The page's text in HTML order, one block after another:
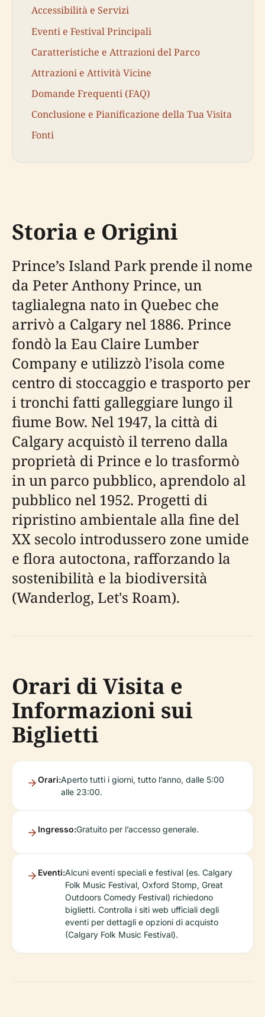
Accessibilità e Servizi
Eventi e Festival Principali
Caratteristiche e Attrazioni del Parco
Attrazioni e Attività Vicine
Domande Frequenti (FAQ)
Conclusione e Pianificazione della Tua Visita
Fonti
Storia e Origini
Prince’s Island Park prende il nome
da Peter Anthony Prince, un
taglialegna nato in Quebec che
arrivò a Calgary nel 1886. Prince
fondò la Eau Claire Lumber
Company e utilizzò l’isola come
centro di stoccaggio e trasporto per
i tronchi fatti galleggiare lungo il
fiume Bow. Nel 1947, la città di
Calgary acquistò il terreno dalla
proprietà di Prince e lo trasformò
in un parco pubblico, aprendolo al
pubblico nel 1952. Progetti di
ripristino ambientale alla fine del
XX secolo introdussero zone umide
e flora autoctona, rafforzando la
sostenibilità e la biodiversità
(Wanderlog, Let's Roam).
Orari di Visita e
Informazioni sui
Biglietti
Orari:Aperto tutti i giorni, tutto l’anno, dalle 5:00
alle 23:00.
Ingresso:Gratuito per l’accesso generale.
Eventi:Alcuni eventi speciali e festival (es. Calgary
Folk Music Festival, Oxford Stomp, Great
Outdoors Comedy Festival) richiedono
biglietti. Controlla i siti web ufficiali degli
eventi per dettagli e opzioni di acquisto
(Calgary Folk Music Festival).